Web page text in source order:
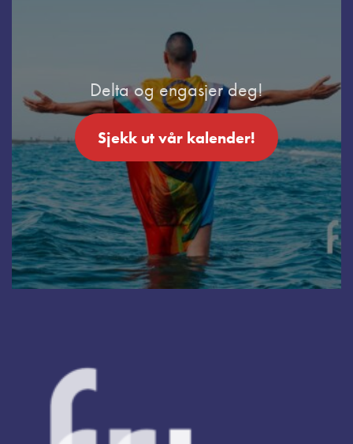
Delta og engasjer deg!
Sjekk ut vår kalender!